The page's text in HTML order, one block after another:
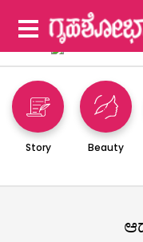
Story Beauty